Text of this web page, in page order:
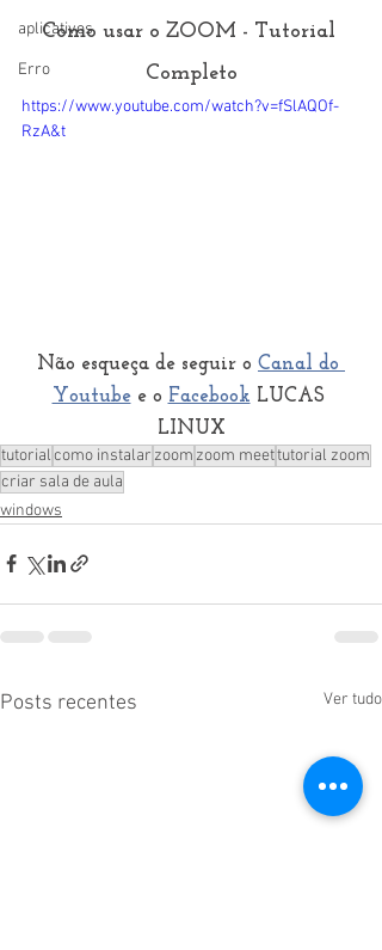
aplicativos
Erro
Como usar o ZOOM - Tutorial
Completo
https://www.youtube.com/watch?v=fSlAQOf-
RzA&t
Não esqueça de seguir o Canal do
Youtube e o Facebook LUCAS
LINUX
tutorialcomo instalar zoom zoom meettutorial zoom
criar sala de aula
windows
Posts recentes Ver tudo